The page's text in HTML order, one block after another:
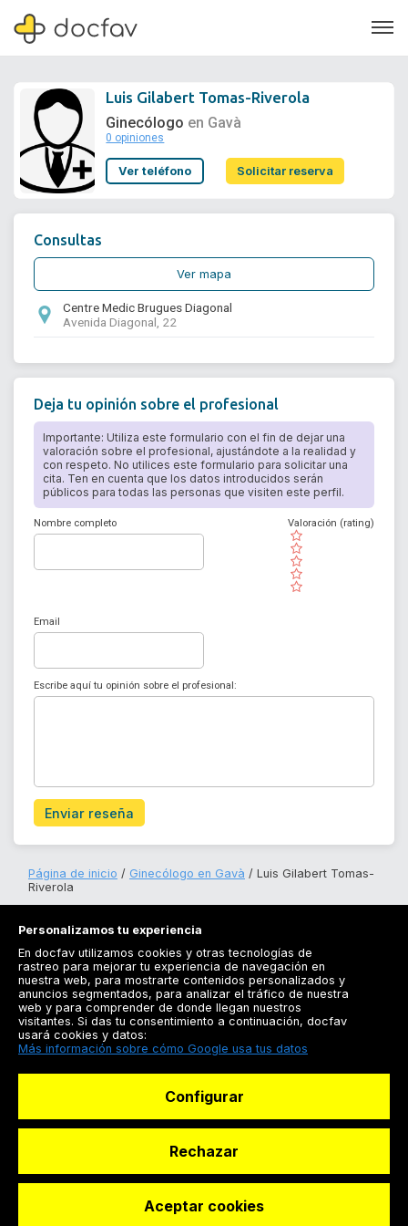
Soporte
Luis Gilabert Tomas-Riverola
Ginecólogo en Gavà
0 opiniones
Ver teléfono Solicitar reserva
Consultas
Ver mapa
Centre Medic Brugues Diagonal
Avenida Diagonal, 22
Deja tu opinión sobre el profesional
Importante: Utiliza este formulario con el fin de dejar una
valoración sobre el profesional, ajustándote a la realidad y
con respeto. No utilices este formulario para solicitar una
cita. Ten en cuenta que los datos introducidos serán
públicos para todas las personas que visiten este perfil.
Nombre completo
( )
( )
( )
( )
( )
Valoración (rating)
Email
Escribe aquí tu opinión sobre el profesional:
Enviar reseña
Página de inicio Ginecólogo en Gavà
Luis Gilabert Tomas-
Riverola
Registrarse
Docfav
© Dashboard Technologies S.L
Personalizamos tu experiencia
En docfav utilizamos cookies y otras tecnologías de
rastreo para mejorar tu experiencia de navegación en
nuestra web, para mostrarte contenidos personalizados y
anuncios segmentados, para analizar el tráfico de nuestra
web y para comprender de donde llegan nuestros
visitantes. Si das tu consentimiento a continuación, docfav
usará cookies y datos:
Más información sobre cómo Google usa tus datos
Configurar
Rechazar
Aceptar cookies